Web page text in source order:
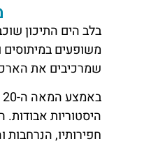
בלב הים התיכון
משופעים במיתוסים
שמרכיבים את
היסטוריות
חפירותיו,